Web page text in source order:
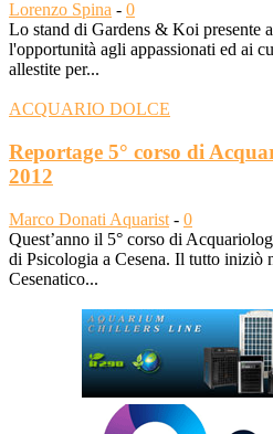
Lorenzo Spina - 0
Lo stand di Gardens & Koi presente
l'opportunità agli appassionati ed ai
allestite per...
ACQUARIO DOLCE
Reportage 5° corso di
2012
Marco Donati Aquarist - 0
Quest’anno il 5° corso di
di Psicologia a Cesena. Il tutto iniziò
Cesenatico...